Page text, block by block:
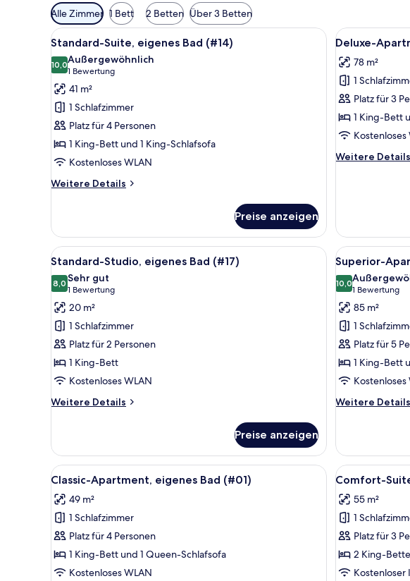
Verfügbare
Filter
für
Zimmer
Alle Zimmer 1 Bett 2 Betten Über 3 Betten
Alle
Fotos
für
Standard-
Suite,
eigenes
Bad
(#14)
anzeigen
Standard-Suite, eigenes Bad (#14) | Innenbereich
6
Standard-Suite, eigenes Bad (#14)
10,010,0 von 10
Außergewöhnlich
1 Bewertung
(1
Bewertung)
41 m²
1 Schlafzimmer
Platz für 4 Personen
1 King-Bett und 1 King-Schlafsofa
Kostenloses WLAN
Weitere Details
Weitere
Suite,
eigenes
Bad
(#14)
Preise anzeigen
Alle
Fotos
für
Deluxe-
Apartment,
eigenes
Bad
anzeigen
10
Deluxe-
78 m²
1
Platz für 3
1 King-Bett
Kostenloses
Weitere Details
Weitere
Bad
(#05)
Alle
Fotos
für
Standard-
Studio,
eigenes
Bad
(#17)
anzeigen
Ein Backsteinhaus mit der Aufschrift "FRIESISCHER
14
Standard-Studio, eigenes Bad (#17)
8,08,0 von 10
Sehr gut
1 Bewertung
(1
Bewertung)
20 m²
1 Schlafzimmer
Platz für 2 Personen
1 King-Bett
Kostenloses WLAN
Weitere Details
Weitere
Studio,
eigenes
Bad
Preise anzeigen
Alle
Fotos
für
Superior-
Apartment,
eigenes
Bad
(#12)
anzeigen
12
Superior-
10,010,0 von 10
1 Bewertung
(1
Bewertung)
85 m²
1
Platz für 5
1 King-Bett
Kostenloses
Weitere Details
Weitere
Apartment,
eigenes
Bad
Alle
Fotos
für
Classic-
Apartment,
eigenes
Bad
Ein Wohnzimmer mit einem dunkelblauen Sofa,
15
Classic-Apartment, eigenes Bad (#01)
49 m²
1 Schlafzimmer
Platz für 4 Personen
1 King-Bett und 1 Queen-Schlafsofa
Kostenloses WLAN
Alle
Fotos
für
Comfort-
Suite,
eigenes
Bad
13
Comfort-
55 m²
1
Platz für 3
2 King-